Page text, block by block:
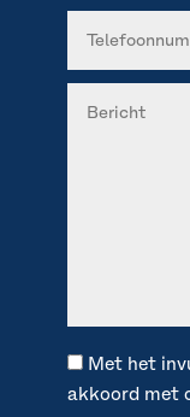
Met het
akkoord met